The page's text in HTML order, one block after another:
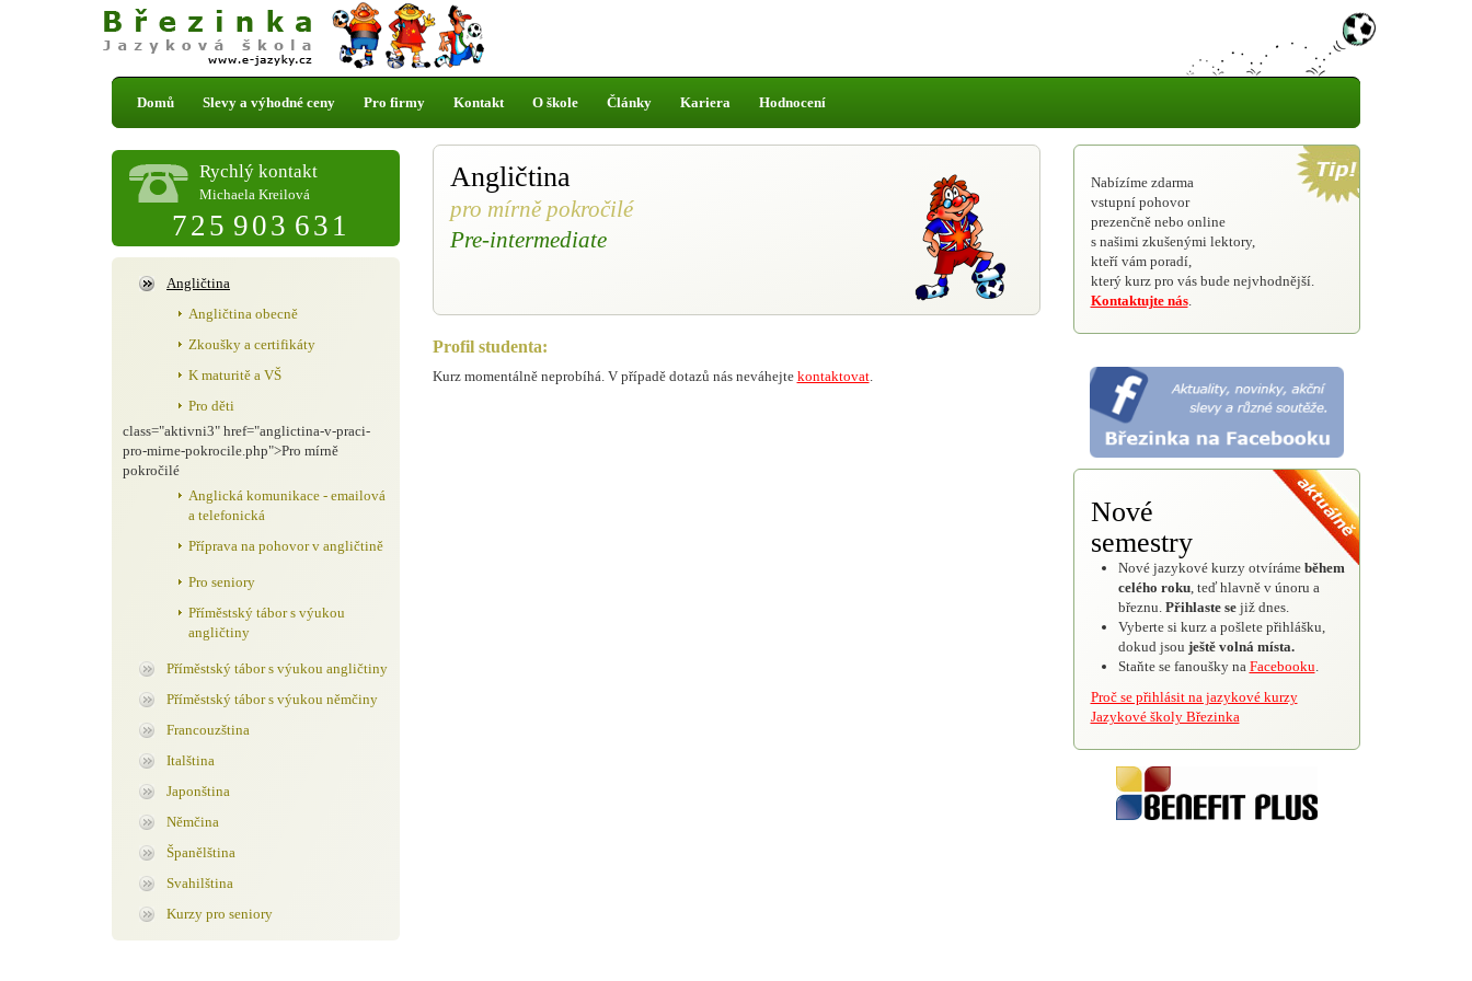
Domů Slevy a výhodné ceny Pro firmy Kontakt O škole Články Kariera Hodnocení
Rychlý kontakt
Michaela Kreilová
725 903 631
Angličtina
Angličtina obecně
Zkoušky a certifikáty
K maturitě a VŠ
Pro děti
class="aktivni3" href="anglictina-v-praci-
pro-mirne-pokrocile.php">Pro mírně
pokročilé
Anglická komunikace - emailová
a telefonická
Příprava na pohovor v angličtině
Pro seniory
Příměstský tábor s výukou
angličtiny
Příměstský tábor s výukou angličtiny
Příměstský tábor s výukou němčiny
Francouzština
Italština
Japonština
Němčina
Španělština
Svahilština
Kurzy pro seniory
Angličtina
pro mírně pokročilé
Pre-intermediate
Profil studenta:
Kurz momentálně neprobíhá. V případě dotazů nás neváhejte kontaktovat.
Nabízíme zdarma
vstupní pohovor
prezenčně nebo online
s našimi zkušenými lektory,
kteří vám poradí,
který kurz pro vás bude nejvhodnější.
Kontaktujte nás.
Nové
semestry
Nové jazykové kurzy otvíráme během
celého roku, teď hlavně v únoru a
březnu. Přihlaste sejiž dnes.
Vyberte si kurz a pošlete přihlášku,
dokud jsou ještě volná místa.
Staňte se fanoušky na Facebooku
Proč se přihlásit na jazykové kurzy
Jazykové školy Březinka